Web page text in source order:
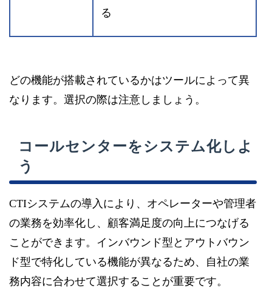
る
どの機能が搭載されているかはツールによって異
なります。選択の際は注意しましょう。
コールセンターをシステム化しよ
う
CTIシステムの導入により、オペレーターや管理者
の業務を効率化し、顧客満足度の向上につなげる
ことができます。インバウンド型とアウトバウン
ド型で特化している機能が異なるため、自社の業
務内容に合わせて選択することが重要です。